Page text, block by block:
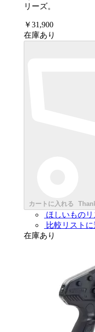
リーズ。
￥31,900
在庫あり
カートに入れる
ほしいもの
比較リストに
在庫あり